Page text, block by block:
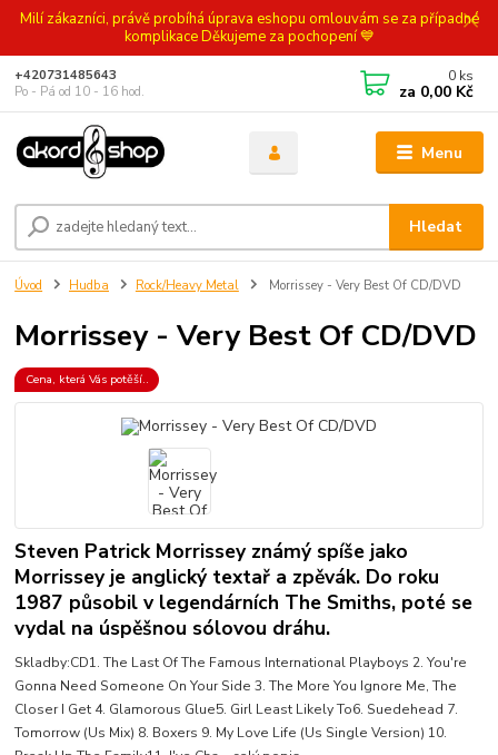
Milí zákazníci, právě probíhá úprava eshopu omlouvám se za případné
komplikace Děkujeme za pochopení 💙
Menu
Hledat
+420731485643
Po - Pá od 10 - 16 hod.
0 ks
za 0,00 Kč
Úvod Hudba Rock/Heavy Metal Morrissey - Very Best Of CD/DVD
Morrissey - Very Best Of CD/DVD
Cena, která Vás potěší..
Steven Patrick Morrissey známý spíše jako
Morrissey je anglický textař a zpěvák. Do roku
1987 působil v legendárních The Smiths, poté se
vydal na úspěšnou sólovou dráhu.
Skladby:CD1. The Last Of The Famous International Playboys 2. You're
Gonna Need Someone On Your Side 3. The More You Ignore Me, The
Closer I Get 4. Glamorous Glue5. Girl Least Likely To6. Suedehead 7.
Tomorrow (Us Mix) 8. Boxers 9. My Love Life (Us Single Version) 10.